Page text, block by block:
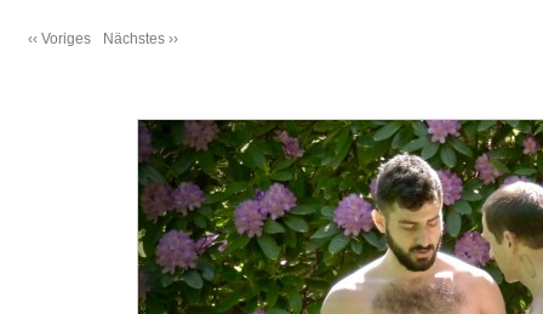
‹‹ Voriges Nächstes ››